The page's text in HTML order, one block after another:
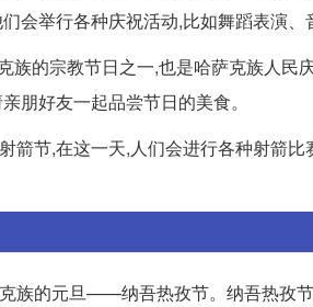
会举行各种庆祝活动,比如舞蹈表演、
族的宗教节日之一,也是哈萨克族人
朋好友一起品尝节日的美食。
箭节,在这一天,人们会进行各种射箭
族的元旦——纳吾热孜节。纳吾热孜